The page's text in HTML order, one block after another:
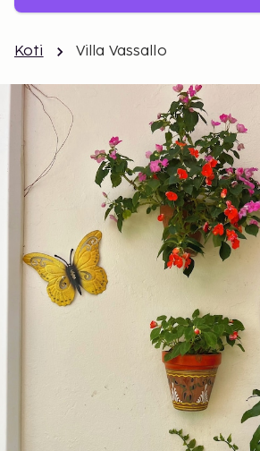
Koti Villa Vassallo